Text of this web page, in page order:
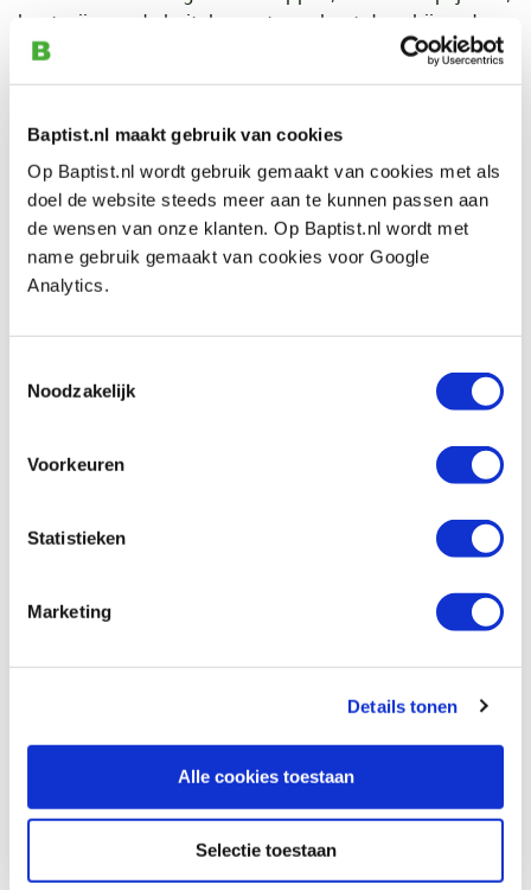
Baptist.nl maakt gebruik van cookies
Op Baptist.nl wordt gebruik gemaakt van cookies met als
doel de website steeds meer aan te kunnen passen aan
de wensen van onze klanten. Op Baptist.nl wordt met
name gebruik gemaakt van cookies voor Google
Analytics.
Noodzakelijk
Voorkeuren
Statistieken
Marketing
Details tonen
Alle cookies toestaan
Selectie toestaan
houtsnijmes, de beitel en guts, en leert deze bijzondere
techniek toe te passen.
een pre.
De dagworkshop waaiervogels maken met Sandra
Witteman vindt plaats in onze cursusruimte, deze
bevindt zich op zo’n 100 meter van onze winkel in
Arnhem. We werken met een groep van maximaal zes
gebruik gereedschappen, koffie/thee, lunch en
Datum en tijd
- Woensdag 11 oktober van 09:30 uur tot ca. 16:30 uur
- Vrijdag 13 oktober van 09:30 uur tot ca. 16:30 uur
Wilt u deelnemen aan deze workshop, ‘bestel’ en betaal
deze dan via onze webwinkel. In de week voor
met praktische informatie.
We zien u graag dan!
Mocht u onverhoopt toch niet kunnen, meld u dan